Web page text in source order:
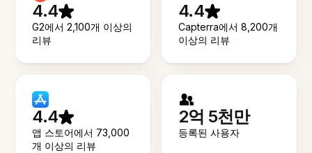
4.4
G2에서 2,100개 이상의
리뷰
4.4
Capterra에서 8,200개
이상의 리뷰
4.4
앱 스토어에서 73,000
개 이상의 리뷰
2억 5천만
등록된 사용자